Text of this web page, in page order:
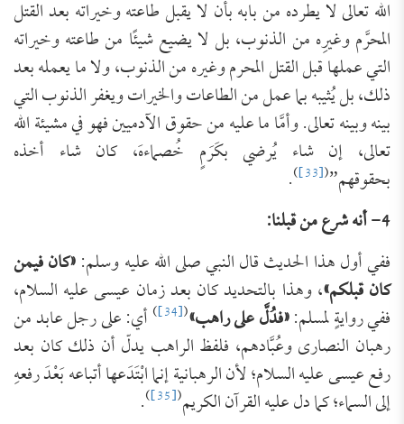
الله تعالى لا يطرده من بابه بأن لا يقبل طاعته وخيراته بعد القتل
المحرَّم وغيرِه من الذنوب، بل لا يضيع شيئًا من طاعته وخيراته
التي عملها قبل القتل المحرم وغيره من الذنوب، ولا ما يعمله بعد
ذلك، بل يُثيبه بما عمل من الطاعات والخيرات ويغفر الذنوب التي
بينه وبينه تعالى. وأمَّا ما عليه من ‌حقوق الآدميين فهو في مشيئة الله
تعالى، إن شاء يُرضي بكَرَمٍ خُصماءهَ، كان شاء أخذه
بحقوقهم”(
[33]
)
.
4- أنه شرع من قبلنا:
ففي أول هذا الحديث قال النبي صلى الله عليه وسلم:«كان فيمن
كان قبلكم»، وهذا بالتحديد كان بعد زمان عيسى عليه السلام،
ففي روايةٍ لمسلم:«فدُلَّ على ‌راهب»(
[34]
) أي: على رجل عابد من
رهبان النصارى وعُبَّادهم، فلفظ الراهب يدلّ أن ذلك كان بعد
رفع عيسى عليه السلام؛ لأن الرهبانية إنما ابْتَدَعها أتباعه بَعْدَ رفعهِ
إلى السماء؛ كما دل عليه القرآن الكريم(
[35]
)
.